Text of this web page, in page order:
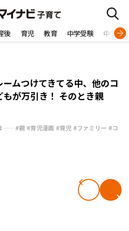
後 育児 教育 中学受験 中学生
ムつけてきてる中、他のコ
が万引き！ そのとき親
…… #親 #育児漫画 #育児 #ファミリー #コ